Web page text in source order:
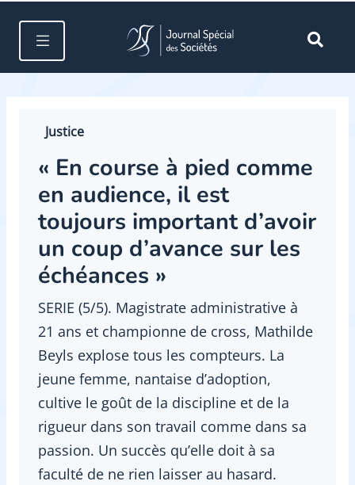
Justice
« En course à pied comme
en audience, il est
toujours important d’avoir
un coup d’avance sur les
échéances »
SERIE (5/5). Magistrate administrative à
21 ans et championne de cross, Mathilde
Beyls explose tous les compteurs. La
jeune femme, nantaise d’adoption,
cultive le goût de la discipline et de la
rigueur dans son travail comme dans sa
passion. Un succès qu’elle doit à sa
faculté de ne rien laisser au hasard.